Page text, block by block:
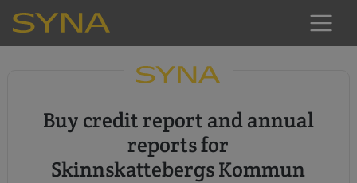
Buy credit report and annual
reports for
Skinnskattebergs Kommun